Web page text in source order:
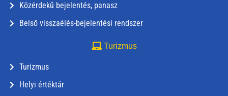
Közérdekű bejelentés, panasz
Belső visszaélés-bejelentési rendszer
Turizmus
Turizmus
Helyi értéktár